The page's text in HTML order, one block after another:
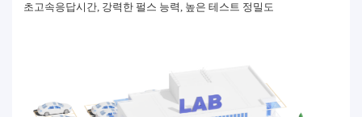
초고속응답시간, 강력한 펄스 능력, 높은 테스트 정밀도